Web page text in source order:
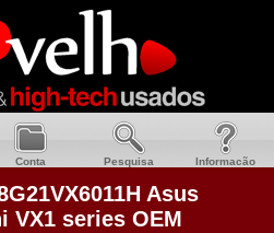
Conta Pesquisa Informacão
Asus
VX1 series OEM